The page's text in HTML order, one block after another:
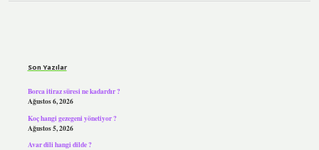
Son Yazılar
Borca itiraz süresi ne kadardır ?
Ağustos 6, 2026
Koç hangi gezegeni yönetiyor ?
Ağustos 5, 2026
Avar dili hangi dilde ?